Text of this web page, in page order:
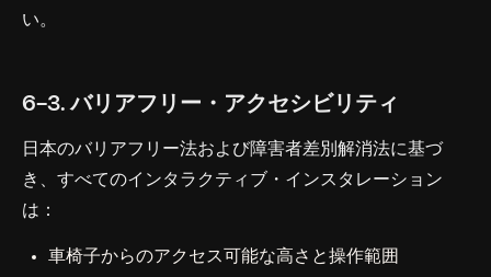
い。
6-3. バリアフリー・アクセシビリティ
日本のバリアフリー法および障害者差別解消法に基づ
き、すべてのインタラクティブ・インスタレーション
は：
車椅子からのアクセス可能な高さと操作範囲